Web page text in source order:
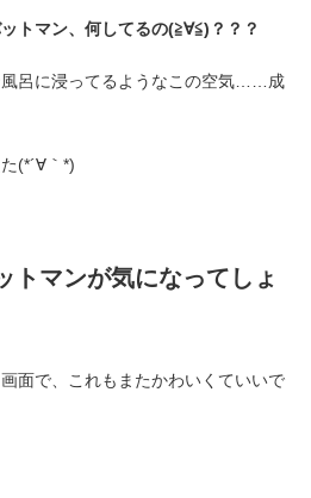
トマン、何してるの(≧∀≦)？？？
呂に浸ってるようなこの空気……成
(*´∀｀*)
トマンが気になってしょ
面で、これもまたかわいくていいで